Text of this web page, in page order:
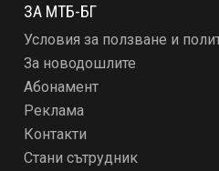
ЗА МТБ-БГ
Условия за ползване и
За новодошлите
Абонамент
Реклама
Контакти
Стани сътрудник